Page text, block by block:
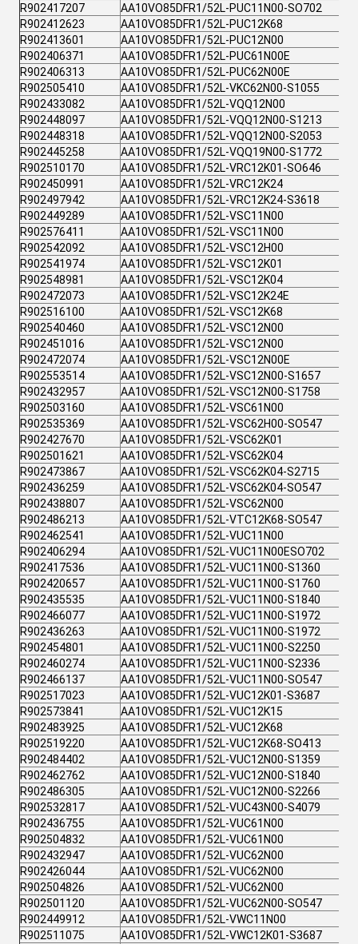
R902417207
AA10VO85DFR1/52L-PUC11N00-SO702
R902412623
AA10VO85DFR1/52L-PUC12K68
R902413601
AA10VO85DFR1/52L-PUC12N00
R902406371
AA10VO85DFR1/52L-PUC61N00E
R902406313
AA10VO85DFR1/52L-PUC62N00E
R902505410
AA10VO85DFR1/52L-VKC62N00-S1055
R902433082
AA10VO85DFR1/52L-VQQ12N00
R902448097
AA10VO85DFR1/52L-VQQ12N00-S1213
R902448318
AA10VO85DFR1/52L-VQQ12N00-S2053
R902445258
AA10VO85DFR1/52L-VQQ19N00-S1772
R902510170
AA10VO85DFR1/52L-VRC12K01-SO646
R902450991
AA10VO85DFR1/52L-VRC12K24
R902497942
AA10VO85DFR1/52L-VRC12K24-S3618
R902449289
AA10VO85DFR1/52L-VSC11N00
R902576411
AA10VO85DFR1/52L-VSC11N00
R902542092
AA10VO85DFR1/52L-VSC12H00
R902541974
AA10VO85DFR1/52L-VSC12K01
R902548981
AA10VO85DFR1/52L-VSC12K04
R902472073
AA10VO85DFR1/52L-VSC12K24E
R902516100
AA10VO85DFR1/52L-VSC12K68
R902540460
AA10VO85DFR1/52L-VSC12N00
R902451016
AA10VO85DFR1/52L-VSC12N00
R902472074
AA10VO85DFR1/52L-VSC12N00E
R902553514
AA10VO85DFR1/52L-VSC12N00-S1657
R902432957
AA10VO85DFR1/52L-VSC12N00-S1758
R902503160
AA10VO85DFR1/52L-VSC61N00
R902535369
AA10VO85DFR1/52L-VSC62H00-SO547
R902427670
AA10VO85DFR1/52L-VSC62K01
R902501621
AA10VO85DFR1/52L-VSC62K04
R902473867
AA10VO85DFR1/52L-VSC62K04-S2715
R902436259
AA10VO85DFR1/52L-VSC62K04-SO547
R902438807
AA10VO85DFR1/52L-VSC62N00
R902486213
AA10VO85DFR1/52L-VTC12K68-SO547
R902462541
AA10VO85DFR1/52L-VUC11N00
R902406294
AA10VO85DFR1/52L-VUC11N00ESO702
R902417536
AA10VO85DFR1/52L-VUC11N00-S1360
R902420657
AA10VO85DFR1/52L-VUC11N00-S1760
R902435535
AA10VO85DFR1/52L-VUC11N00-S1840
R902466077
AA10VO85DFR1/52L-VUC11N00-S1972
R902436263
AA10VO85DFR1/52L-VUC11N00-S1972
R902454801
AA10VO85DFR1/52L-VUC11N00-S2250
R902460274
AA10VO85DFR1/52L-VUC11N00-S2336
R902466137
AA10VO85DFR1/52L-VUC11N00-SO547
R902517023
AA10VO85DFR1/52L-VUC12K01-S3687
R902573841
AA10VO85DFR1/52L-VUC12K15
R902483925
AA10VO85DFR1/52L-VUC12K68
R902519220
AA10VO85DFR1/52L-VUC12K68-SO413
R902484402
AA10VO85DFR1/52L-VUC12N00-S1359
R902462762
AA10VO85DFR1/52L-VUC12N00-S1840
R902486305
AA10VO85DFR1/52L-VUC12N00-S2266
R902532817
AA10VO85DFR1/52L-VUC43N00-S4079
R902436755
AA10VO85DFR1/52L-VUC61N00
R902504832
AA10VO85DFR1/52L-VUC61N00
R902432947
AA10VO85DFR1/52L-VUC62N00
R902426044
AA10VO85DFR1/52L-VUC62N00
R902504826
AA10VO85DFR1/52L-VUC62N00
R902501120
AA10VO85DFR1/52L-VUC62N00-SO547
R902449912
AA10VO85DFR1/52L-VWC11N00
R902511075
AA10VO85DFR1/52L-VWC12K01-S3687